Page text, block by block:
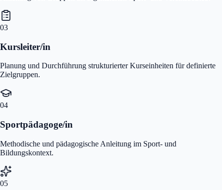
03
Kursleiter/in
Planung und Durchführung strukturierter Kurseinheiten für definierte
Zielgruppen.
04
Sportpädagoge/in
Methodische und pädagogische Anleitung im Sport- und
Bildungskontext.
05